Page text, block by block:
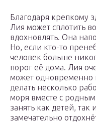
Благодаря крепкому
Лия может сплотить
вдохновлять. Она
Но, если кто-то
человек больше
порог её дома. Лия
может одновременно
делать несколько
моря вместе с
занять как детей,
замечательно